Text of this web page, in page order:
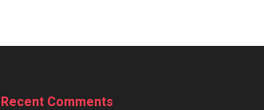
Recent Comments